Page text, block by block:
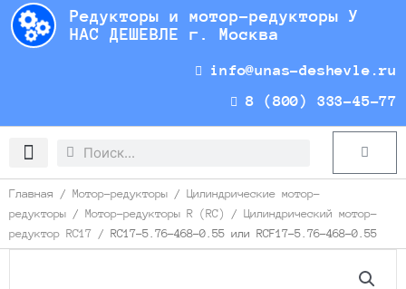
Перейти
содержимому
Редукторы и мотор-редукторы У
НАС ДЕШЕВЛЕ г. Москва
info@unas-deshevle.ru
8 (800) 333-45-77
Search
Search Cart
Главная / Мотор-редукторы / Цилиндрические мотор-
редукторы / Мотор-редукторы R (RC) / Цилиндрический мотор-
редуктор RC17 / RC17-5.76-468-0.55 или RCF17-5.76-468-0.55